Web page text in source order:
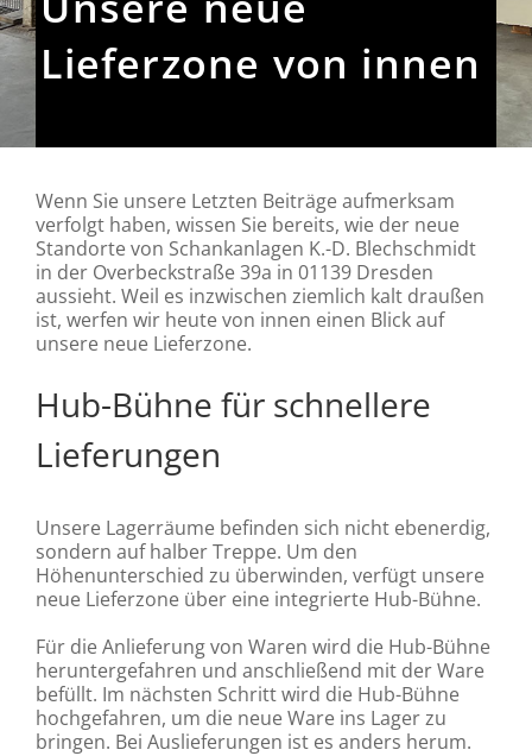
Lieferzone von innen
Wenn Sie unsere Letzten Beiträge aufmerksam
verfolgt haben, wissen Sie bereits, wie der neue
Standorte von Schankanlagen K.-D. Blechschmidt
in der Overbeckstraße 39a in 01139 Dresden
aussieht. Weil es inzwischen ziemlich kalt draußen
ist, werfen wir heute von innen einen Blick auf
unsere neue Lieferzone.
Hub-Bühne für schnellere
Lieferungen
Unsere Lagerräume befinden sich nicht ebenerdig,
sondern auf halber Treppe. Um den
Höhenunterschied zu überwinden, verfügt unsere
neue Lieferzone über eine integrierte Hub-Bühne.
Für die Anlieferung von Waren wird die Hub-Bühne
heruntergefahren und anschließend mit der Ware
befüllt. Im nächsten Schritt wird die Hub-Bühne
hochgefahren, um die neue Ware ins Lager zu
bringen. Bei Auslieferungen ist es anders herum.